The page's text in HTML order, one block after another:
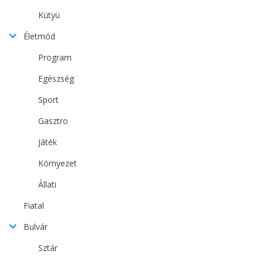
Kütyü
Életmód
Program
Egészség
Sport
Gasztro
Játék
Környezet
Állati
Fiatal
Bulvár
Sztár